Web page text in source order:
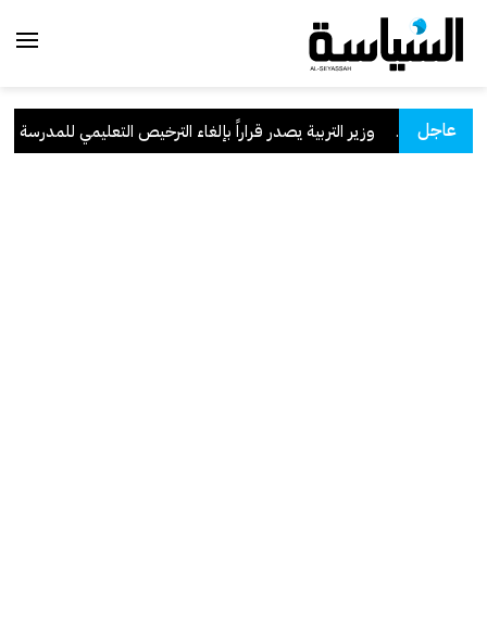
عاجل وزير التربية يصدر قراراً بإلغاء الترخيص التعليمي للمدرسة